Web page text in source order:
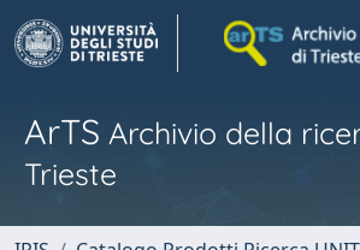
ArTS Archivio della
Trieste